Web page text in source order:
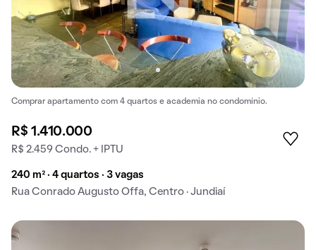
Comprar apartamento com 4 quartos e academia no condomínio.
R$ 1.410.000
R$ 2.459 Condo. + IPTU
240 m² · 4 quartos · 3 vagas
Rua Conrado Augusto Offa, Centro · Jundiaí